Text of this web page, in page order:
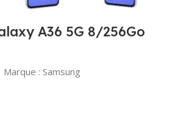
A36 5G 8/256Go
Marque : Samsung